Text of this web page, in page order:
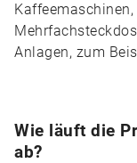
Anlagen, zum
Wie läuft die
ab?